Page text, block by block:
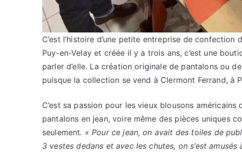
C’est l’histoire d’une petite entreprise de
Puy-en-Velay et créée il y a trois ans, c’est une
parler d’elle. La création originale de pantalons ou
puisque la collection se vend à Clermont Ferrand, à
C’est sa passion pour les vieux blousons
pantalons en jean, voire même des pièces uniques
seulement. « Pour ce jean, on avait des toiles de
3 vestes dedans et avec les chutes, on s’est